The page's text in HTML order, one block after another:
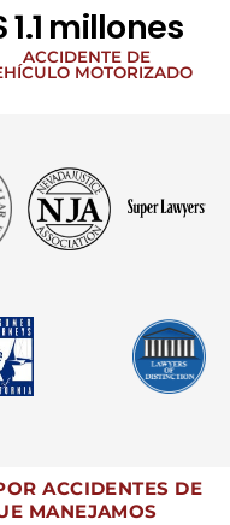
1.1 millones
ACCIDENTE DE
MOTORIZADO
ACCIDENTES DE
MANEJAMOS